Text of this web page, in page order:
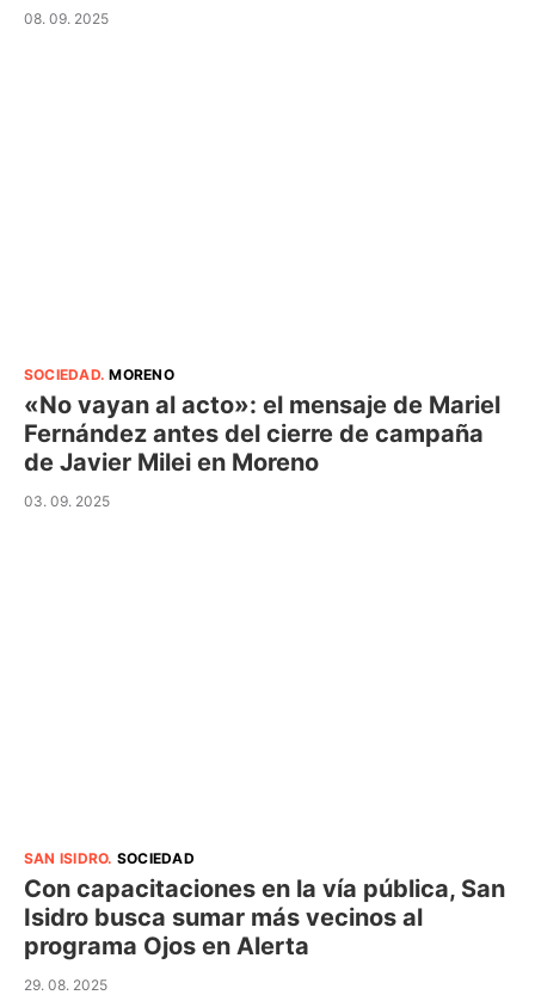
08. 09. 2025
SOCIEDAD.MORENO
«No vayan al acto»: el mensaje de Mariel
Fernández antes del cierre de campaña
de Javier Milei en Moreno
03. 09. 2025
SAN ISIDRO. SOCIEDAD
Con capacitaciones en la vía pública, San
Isidro busca sumar más vecinos al
programa Ojos en Alerta
29. 08. 2025